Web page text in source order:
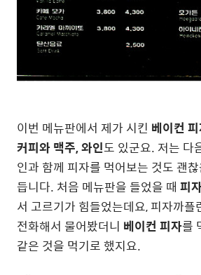
이번 메뉴판에서 제가 시킨 베이컨
커피와 맥주, 와인도 있군요. 저는 다
인과 함께 피자를 먹어보는 것도 괜
듭니다. 처음 메뉴판을 들었을 때 피
서 고르기가 힘들었는데요, 피자까플
전화해서 물어봤더니 베이컨 피자를
같은 것을 먹기로 했지요.